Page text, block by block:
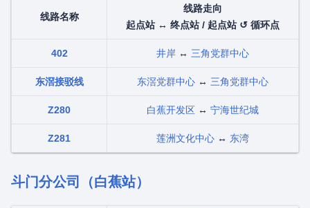
线路名称
线路走向
起点站 ↔ 终点站 / 起点站 ↺ 循环点
402 井岸 ↔ 三角党群中心
东滘接驳线 东滘党群中心 ↔ 三角党群中心
Z280 白蕉开发区 ↔ 宁海世纪城
Z281 莲洲文化中心 ↔ 东湾
斗门分公司（白蕉站）